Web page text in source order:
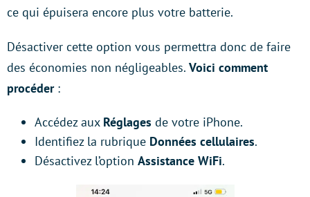
ce qui épuisera encore plus votre batterie.
Désactiver cette option vous permettra donc de faire
des économies non négligeables. Voici comment
procéder:
Accédez aux Réglages de votre iPhone.
Identifiez la rubrique Données cellulaires.
Désactivez l’option Assistance WiFi.